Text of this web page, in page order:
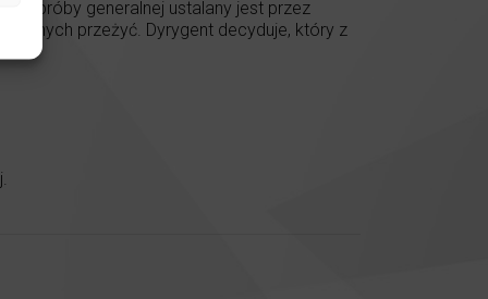
próby generalnej ustalany jest przez
przeżyć. Dyrygent decyduje, który z